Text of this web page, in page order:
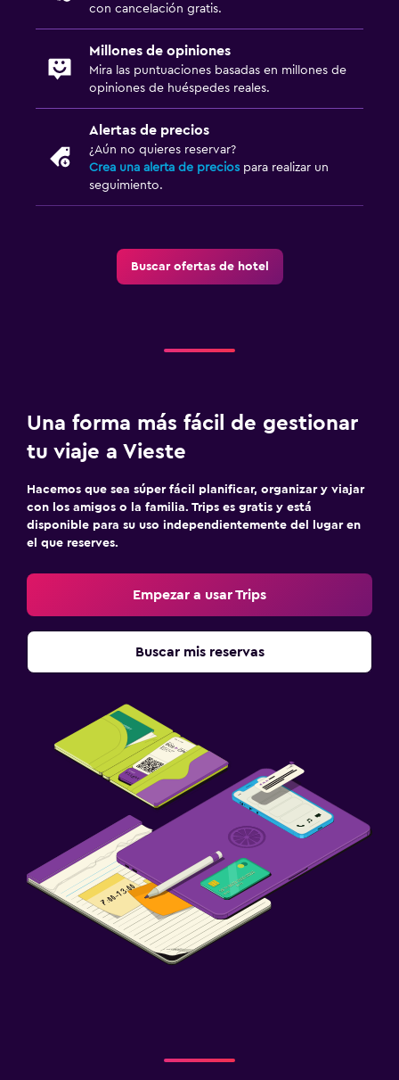
con cancelación gratis.
Millones de opiniones
Mira las puntuaciones basadas en millones de
opiniones de huéspedes reales.
Alertas de precios
¿Aún no quieres reservar?
Crea una alerta de precios para realizar un
seguimiento.
Buscar ofertas de hotel
Una forma más fácil de gestionar
tu viaje a Vieste
Hacemos que sea súper fácil planificar, organizar y viajar
con los amigos o la familia. Trips es gratis y está
disponible para su uso independientemente del lugar en
el que reserves.
Empezar a usar Trips
Buscar mis reservas